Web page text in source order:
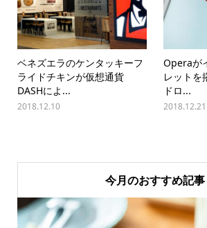
ベネズエラのケンタッキーフ
ライドチキンが仮想通貨
DASHによ...
2018.12.10
Operaが
レットを
ドロ...
2018.12.21
今月のおすすめ記事